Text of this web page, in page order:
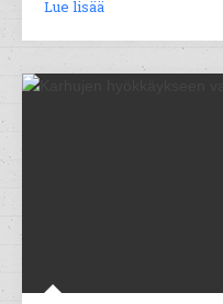
Lue lisää